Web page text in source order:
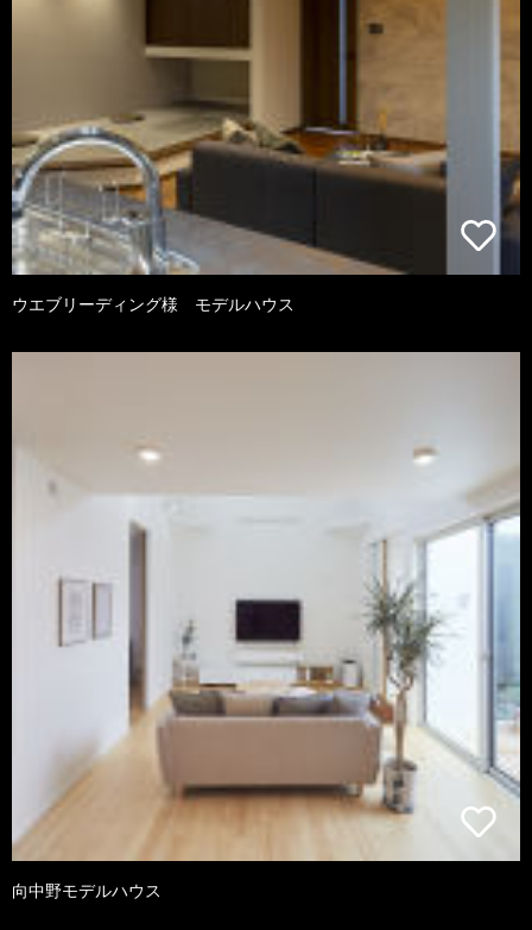
ウエブリーディング様 モデルハウス
向中野モデルハウス